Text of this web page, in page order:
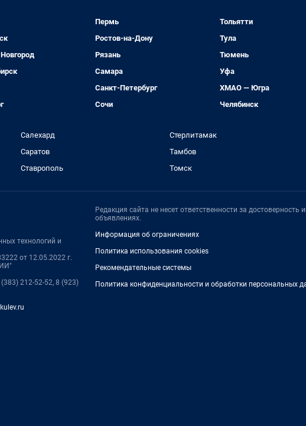
Пермь
Ростов-на-Дону
Рязань
Самара
Санкт-Петербург
Сочи
Тольятти
Тула
Тюмень
Уфа
ХМАО — Югра
Челябинск
Салехард
Саратов
Ставрополь
Стерлитамак
Тамбов
Томск
технологий и
от 12.05.2022 г.
212-52-52, 8 (923)
Редакция сайта не несет ответственности за
объявлениях.
Информация об ограничениях
Политика использования cookies
Рекомендательные системы
Политика конфиденциальности и обработки персональных